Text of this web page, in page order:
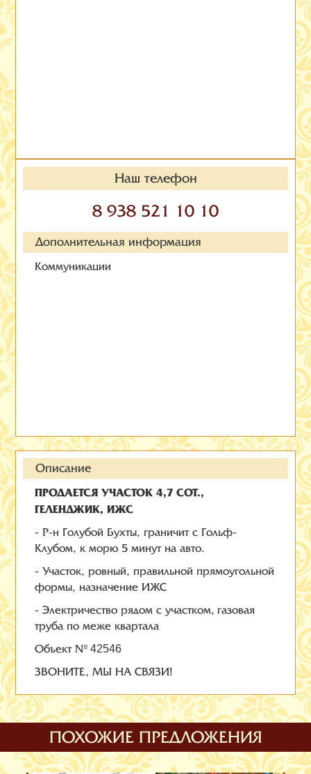
Наш телефон
8 938 521 10 10
Дополнительная информация
Коммуникации
Описание
ПРОДАЕТСЯ УЧАСТОК 4,7 СОТ.,
ГЕЛЕНДЖИК, ИЖС
- Р-н Голубой Бухты, граничит с Гольф-
Клубом, к морю 5 минут на авто.
- Участок, ровный, правильной прямоугольной
формы, назначение ИЖС
- Электричество рядом с участком, газовая
труба по меже квартала
Объект №42546
ЗВОНИТЕ, МЫ НА СВЯЗИ!
ПОХОЖИЕ ПРЕДЛОЖЕНИЯ